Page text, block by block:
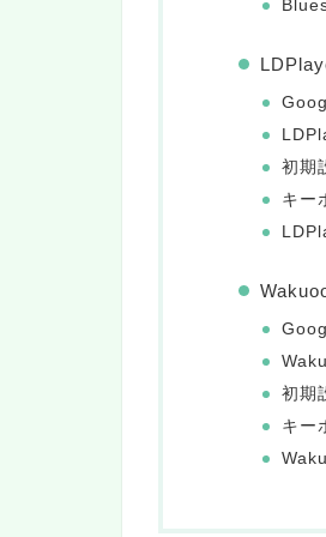
初期
キー
初期
キー